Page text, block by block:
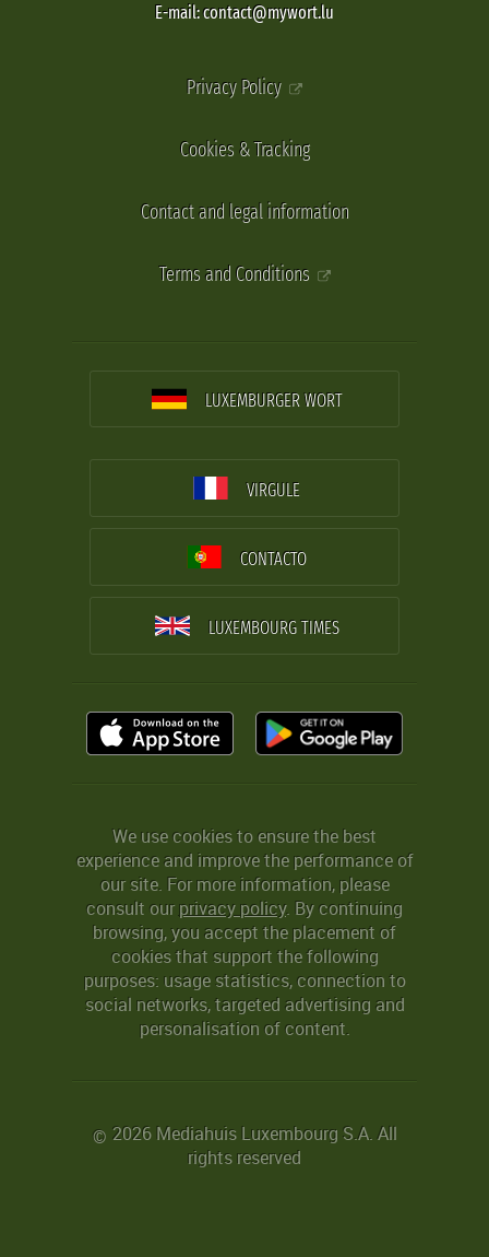
E-mail: contact@mywort.lu
Privacy Policy
Cookies & Tracking
Contact and legal information
Terms and Conditions
LUXEMBURGER WORT
VIRGULE
CONTACTO
LUXEMBOURG TIMES
We use cookies to ensure the best
experience and improve the performance of
our site. For more information, please
consult ourprivacy policy. By continuing
browsing, you accept the placement of
cookies that support the following
purposes: usage statistics, connection to
social networks, targeted advertising and
personalisation of content.
© 2026 Mediahuis Luxembourg S.A. All
rights reserved